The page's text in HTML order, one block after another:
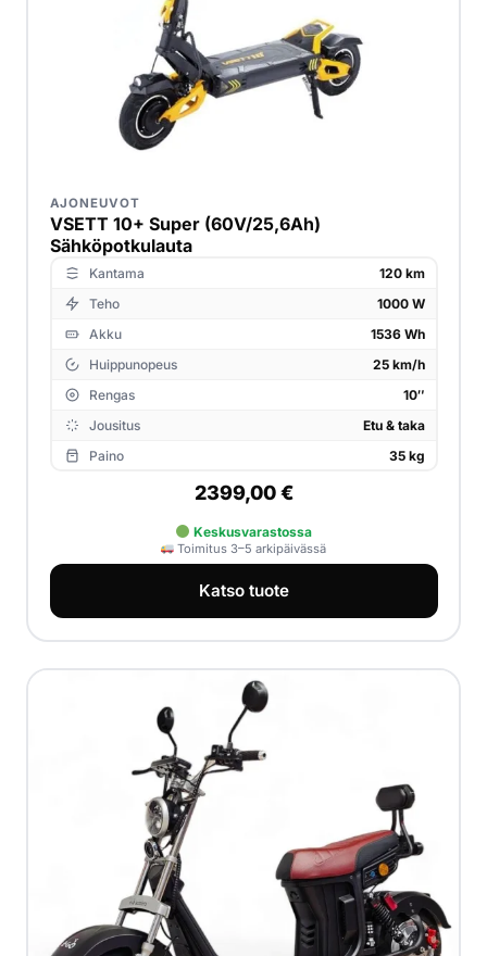
AJONEUVOT
VSETT 10+ Super (60V/25,6Ah)
Sähköpotkulauta
Kantama
120 km
Teho
1000 W
Akku
1536 Wh
Huippunopeus
25 km/h
Rengas
10″
Jousitus
Etu & taka
Paino
35 kg
2399,00€
Keskusvarastossa
Toimitus 3–5 arkipäivässä
Katso tuote